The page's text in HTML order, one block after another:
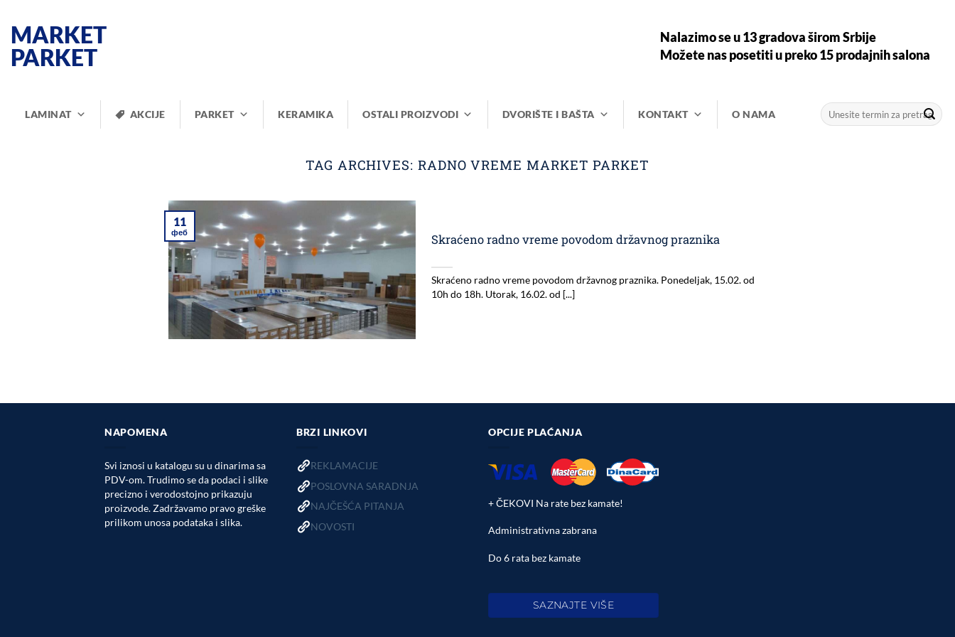
садржај
MARKET
PARKET
Nalazimo se u 13 gradova širom Srbije
Možete nas posetiti u preko 15 prodajnih salona
LAMINAT AKCIJE PARKET KERAMIKA OSTALI PROIZVODI DVORIŠTE I BAŠTA KONTAKT O NAMA
Претрага
за:
TAG ARCHIVES: RADNO VREME MARKET PARKET
Skraćeno radno vreme povodom državnog praznika
Skraćeno radno vreme povodom državnog praznika. Ponedeljak, 15.02. od
10h do 18h. Utorak, 16.02. od [...]
11
феб
NAPOMENA
Svi iznosi u katalogu su u dinarima sa
PDV-om. Trudimo se da podaci i slike
precizno i verodostojno prikazuju
proizvode. Zadržavamo pravo greške
prilikom unosa podataka i slika.
BRZI LINKOVI
REKLAMACIJE
POSLOVNA SARADNJA
NAJČEŠĆA PITANJA
NOVOSTI
OPCIJE PLAĆANJA
+ ČEKOVI Na rate bez kamate!
Administrativna zabrana
Do 6 rata bez kamate
SAZNAJTE VIŠE